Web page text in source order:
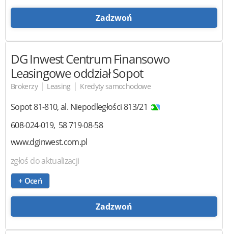
Zadzwoń
DG InwestCentrum Finansowo
Leasingowe oddział Sopot
Brokerzy | Leasing | Kredyty samochodowe
Sopot81-810,al. Niepodległości 813/21
608-024-019 58 719-08-58
www.dginwest.com.pl
zgłoś do aktualizacji
+ Oceń
Zadzwoń